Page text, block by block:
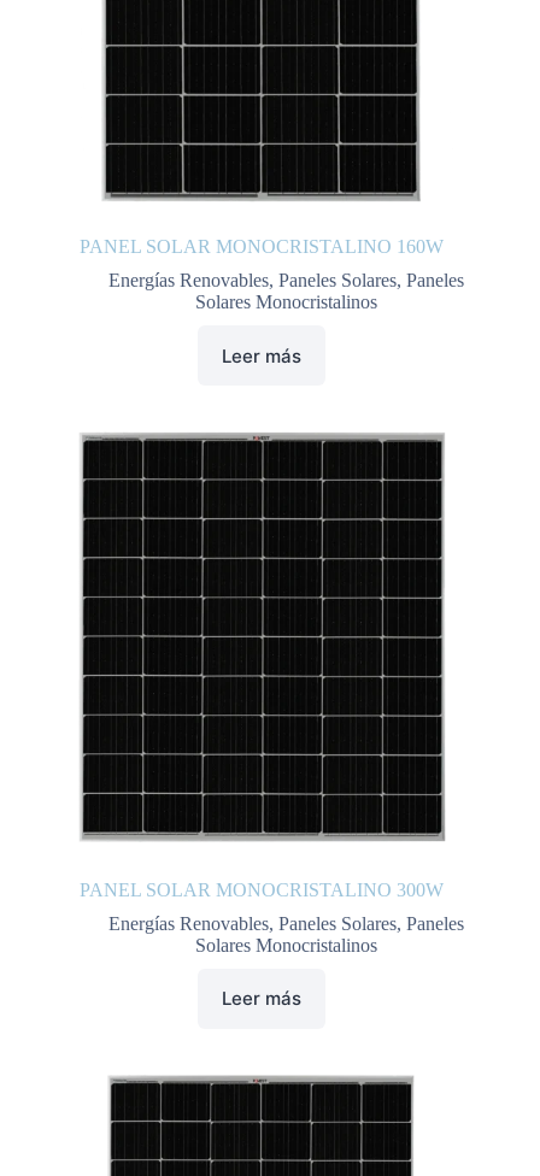
PANEL SOLAR MONOCRISTALINO 160W
Energías Renovables, Paneles Solares, Paneles
Solares Monocristalinos
Leer más
PANEL SOLAR MONOCRISTALINO 300W
Energías Renovables, Paneles Solares, Paneles
Solares Monocristalinos
Leer más